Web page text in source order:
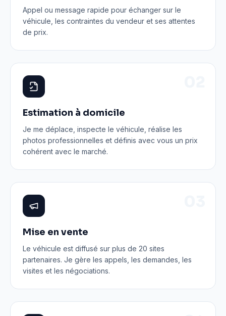
Appel ou message rapide pour échanger sur le
véhicule, les contraintes du vendeur et ses attentes
de prix.
Estimation à domicile
Je me déplace, inspecte le véhicule, réalise les
photos professionnelles et définis avec vous un prix
cohérent avec le marché.
Mise en vente
Le véhicule est diffusé sur plus de 20 sites
partenaires. Je gère les appels, les demandes, les
visites et les négociations.